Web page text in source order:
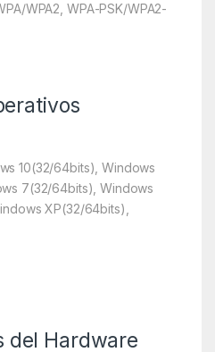
WPA2, WPA-PSK/WPA2-
10(32/64bits), Windows
7(32/64bits), Windows
XP(32/64bits),
del Hardware